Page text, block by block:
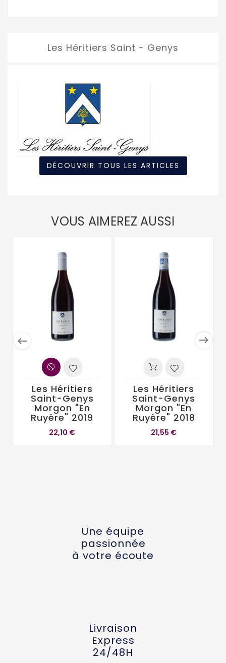
Les Héritiers Saint - Genys
DÉCOUVRIR TOUS LES ARTICLES
VOUS AIMEREZ AUSSI
 
Les Héritiers
Saint-Genys
Morgon "En
Ruyère" 2019
22,10 €
Les Héritiers
Saint-Genys
Morgon "En
Ruyère" 2018
21,55 €
Une équipe
passionnée
à votre écoute
Livraison
Express
24/48H